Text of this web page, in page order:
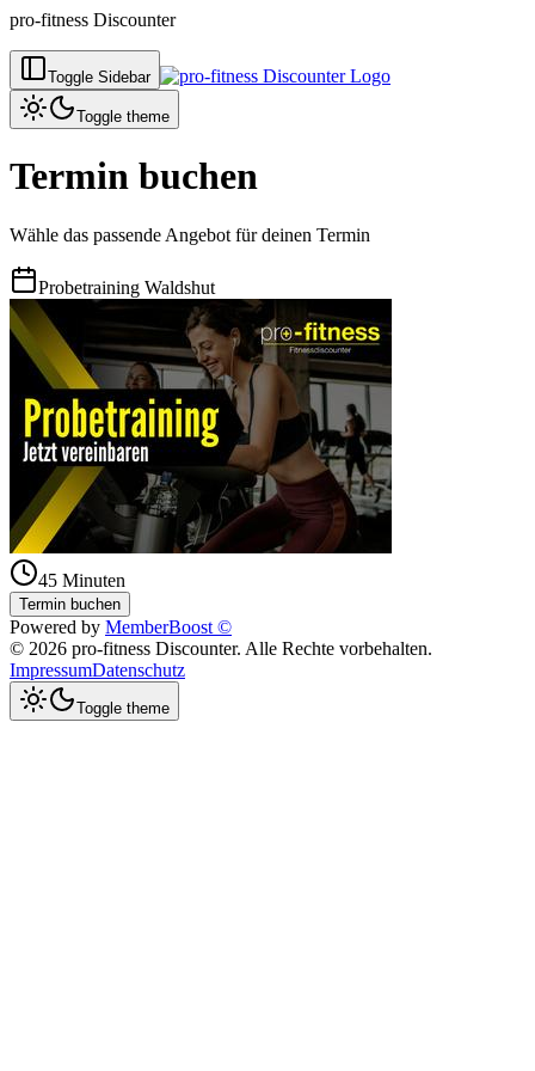
pro-fitness Discounter
Toggle Sidebar
Toggle theme
Termin buchen
Wähle das passende Angebot für deinen Termin
Probetraining Waldshut
45 Minuten
Termin buchen
Powered by MemberBoost ©
© 2026 pro-fitness Discounter. Alle Rechte vorbehalten.
ImpressumDatenschutz
Toggle theme